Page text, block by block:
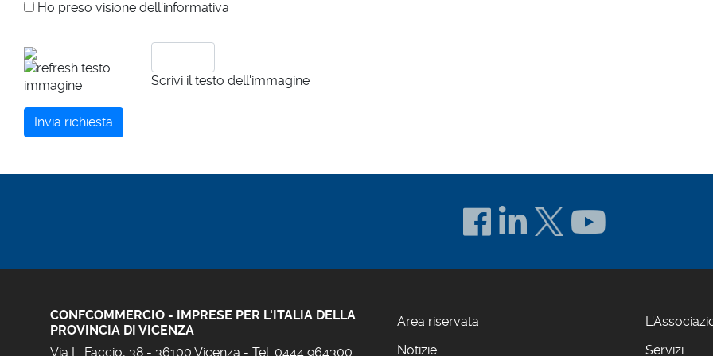
I dati personali trattati sono conservati per un periodo di tempo compatibile con l'instaurazione di un efficiente
richiesti dalla natura delle informazioni richieste) non eccedente i 3 mesi.
Consenso e facoltatività/obbligatorietà del conferimento.
Il trattamento dei dati per le finalità sopra individuate non richiede il consenso dell'interessato. Il conferimento
dell'esecuzione delle prestazioni richiesteci dall'interessato stesso, nonché per gli adempimenti di legge
Categorie di destinatari dei dati
Modalità del trattamento
attuate misure di sicurezza tecniche, informatiche, organizzative, logistiche e procedurali al fine di prevenire la
stessi senza autorizzazione.
Ho preso visione dell'informativa
Scrivi il testo dell'immagine
Invia richiesta
CONFCOMMERCIO - IMPRESE PER L'ITALIA DELLA
PROVINCIA DI VICENZA
Via L. Faccio, 38 - 36100 Vicenza - Tel. 0444 964300
Area riservata
Notizie
Servizi